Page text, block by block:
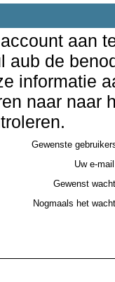
aan
aub de
informatie
naar naar
Gewenste
Uw e-
Gewenst
Nogmaals het